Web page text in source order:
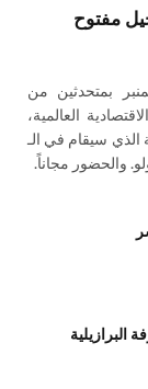
مفتوح
بمتحدثين من
العالمية،
الذي سيقام في الـ
البرازيلية